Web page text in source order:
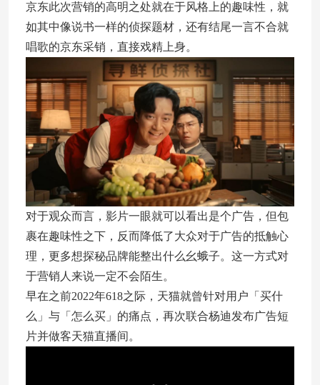
京东此次营销的高明之处就在于风格上的趣味性，就
如其中像说书一样的侦探题材，还有结尾一言不合就
唱歌的京东采销，直接戏精上身。
对于观众而言，影片一眼就可以看出是个广告，但包
裹在趣味性之下，反而降低了大众对于广告的抵触心
理，更多想探秘品牌能整出什么幺蛾子。这一方式对
于营销人来说一定不会陌生。
早在之前2022年618之际，天猫就曾针对用户「买什
么」与「怎么买」的痛点，再次联合杨迪发布广告短
片并做客天猫直播间。